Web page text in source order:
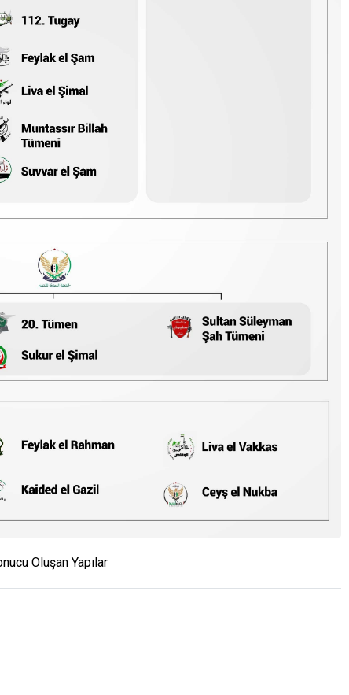
Oluşan Yapılar